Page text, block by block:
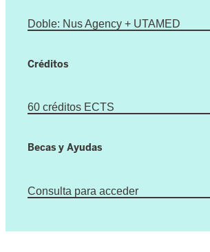
Doble: Nus Agency + UTAMED
Créditos
60 créditos ECTS
Becas y Ayudas
Consulta para acceder